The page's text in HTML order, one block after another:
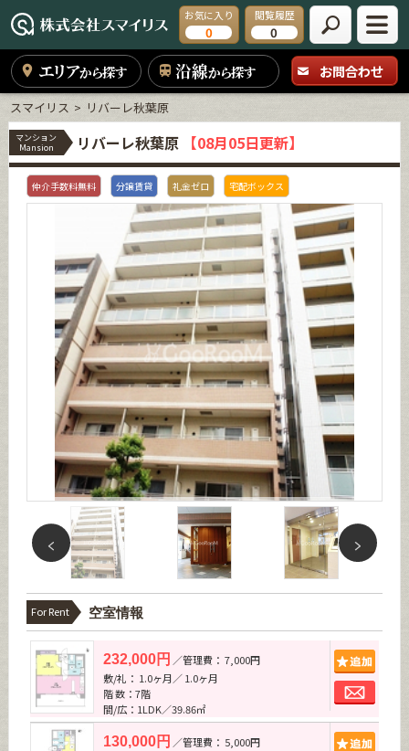
お気に入り
0
閲覧履歴
0
エリアから探す 沿線から探す お問合わせ
スマイリス リバーレ秋葉原
マンション
Mansion
リバーレ秋葉原 【08月05日更新】
仲介手数料無料 分譲賃貸 礼金ゼロ 宅配ボックス
For Rent 空室情報
232,000円 ／管理費： 7,000円
敷/礼： 1.0ヶ月／ 1.0ヶ月
階 数：7階
間/広：1LDK／39.86㎡
130,000円 ／管理費： 5,000円